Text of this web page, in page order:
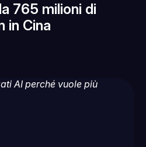
765 milioni di
in Cina